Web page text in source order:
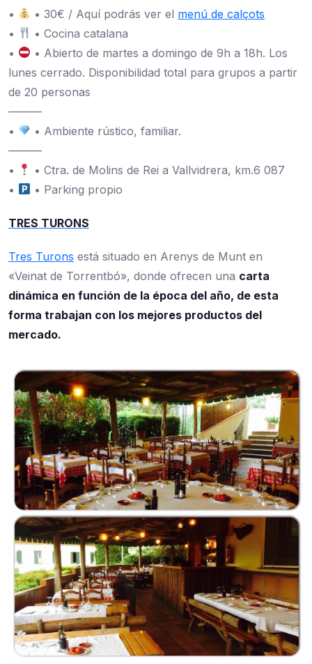
•
• 30€ / Aquí podrás ver el menú de calçots
•
• Cocina catalana
•
• Abierto de martes a domingo de 9h a 18h. Los
lunes cerrado. Disponibilidad total para grupos a partir
de 20 personas
———
•
• Ambiente rústico, familiar.
———
•
• Ctra. de Molins de Rei a Vallvidrera, km.6 087
•
• Parking propio
TRES TURONS
Tres Turons está situado en Arenys de Munt en
«Veinat de Torrentbó», donde ofrecen una carta
dinámica en función de la época del año, de esta
forma trabajan con los mejores productos del
mercado.